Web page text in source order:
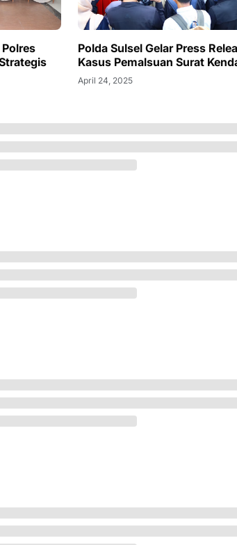
Polda Sulsel Gelar Press
Kasus Pemalsuan Surat
April 24, 2025